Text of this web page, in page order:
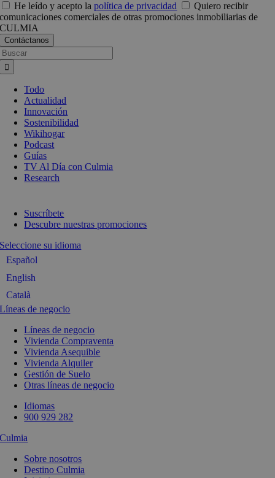
He leído y acepto lapolítica de privacidad
Quiero recibir
comunicaciones comerciales de otras promociones inmobiliarias de
CULMIA
Todo
Actualidad
Innovación
Sostenibilidad
Wikihogar
Podcast
Guías
TV Al Día con Culmia
Research
Suscríbete
Descubre nuestras promociones
Seleccione su idioma
Español
English
Català
Líneas de negocio
Líneas de negocio
Vivienda Compraventa
Vivienda Asequible
Vivienda Alquiler
Gestión de Suelo
Otras líneas de negocio
Idiomas
900 929 282
Culmia
Sobre nosotros
Destino Culmia